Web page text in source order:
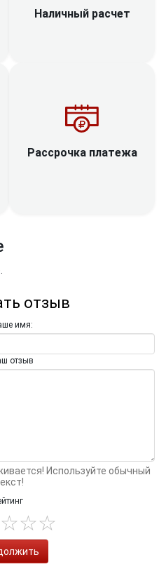
Наличный расчет
Рассрочка платежа
отзыв
имя:
отзыв
Используйте обычный